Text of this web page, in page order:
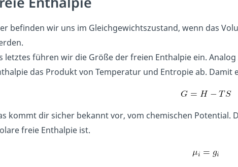
befinden wir uns im Gleichgewichtszustand, wenn das
letztes führen wir die Größe der freien Enthalpie ein.
das Produkt von Temperatur und Entropie ab. Damit
kommt dir sicher bekannt vor, vom chemischen Potential.
freie Enthalpie ist.